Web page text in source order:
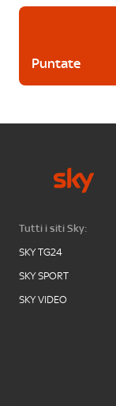
Puntate
Tutti i siti Sky:
SKY TG24
SKY SPORT
SKY VIDEO